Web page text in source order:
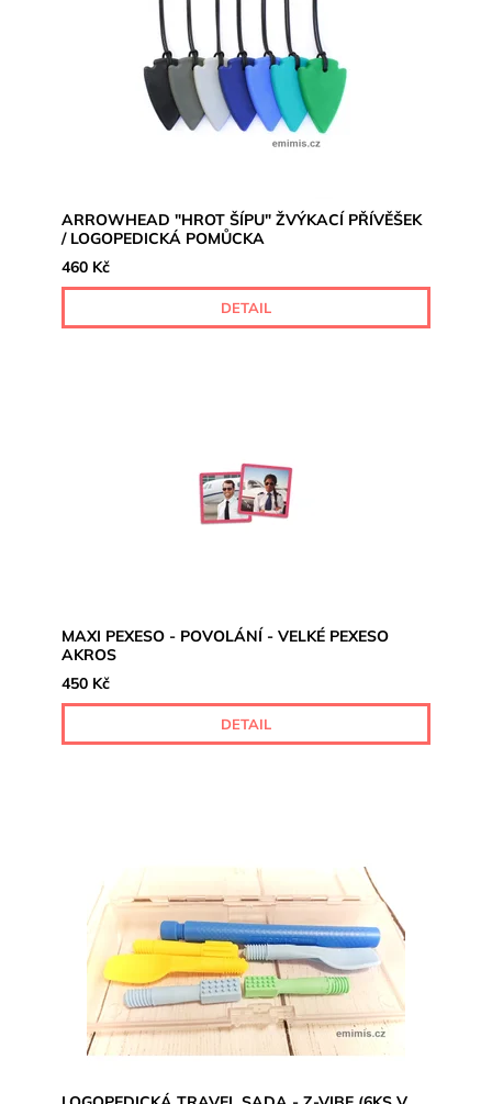
ARROWHEAD "HROT ŠÍPU" ŽVÝKACÍ PŘÍVĚŠEK
/ LOGOPEDICKÁ POMŮCKA
460 Kč
DETAIL
MAXI PEXESO - POVOLÁNÍ - VELKÉ PEXESO
AKROS
450 Kč
DETAIL